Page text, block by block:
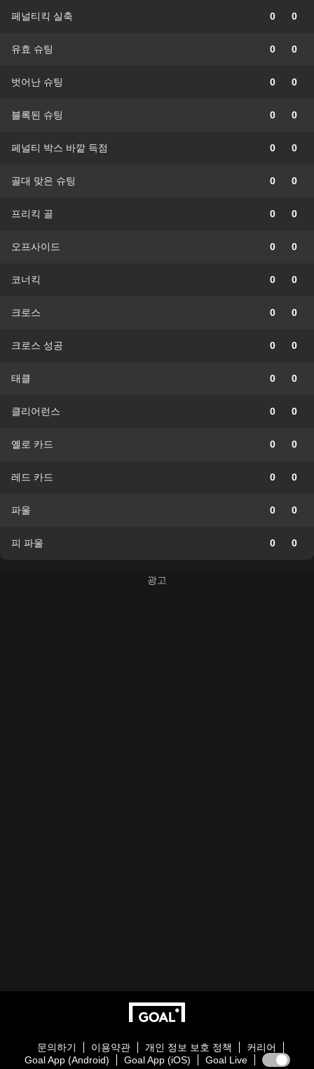
페널티킥 실축 0 0
유효 슈팅 0 0
벗어난 슈팅 0 0
블록된 슈팅 0 0
페널티 박스 바깥 득점 0 0
골대 맞은 슈팅 0 0
프리킥 골 0 0
오프사이드 0 0
코너킥 0 0
크로스 0 0
크로스 성공 0 0
태클 0 0
클리어런스 0 0
옐로 카드 0 0
레드 카드 0 0
파울 0 0
피 파울 0 0
문의하기 이용약관 개인 정보 보호 정책
커리어
Goal App (Android)
Goal App (iOS) Goal Live